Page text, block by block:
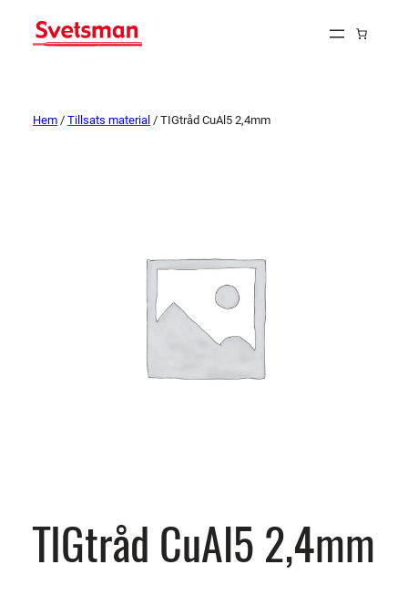
Hem / Tillsats material / TIGtråd CuAl5 2,4mm
TIGtråd CuAl5 2,4mm